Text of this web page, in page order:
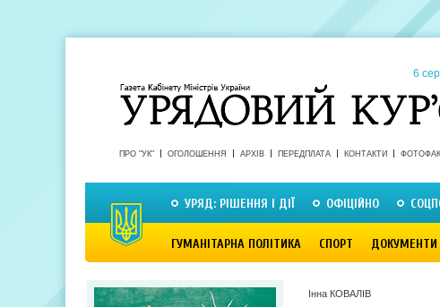
6
ПРО "УК" ОГОЛОШЕННЯ АРХІВ ПЕРЕДПЛАТА КОНТАКТИ
УРЯД: РІШЕННЯ І ДІЇ ОФІЦІЙНО
ГУМАНІТАРНА ПОЛІТИКА СПОРТ ДОКУМЕНТИ
Інна КОВАЛІВ